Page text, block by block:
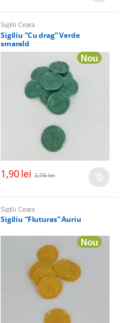
Sigilii Ceara
Sigiliu “Cu drag” Verde
smarald
Nou
1,90lei 2,78lei
Sigilii Ceara
Sigiliu “Fluturas” Auriu
Nou